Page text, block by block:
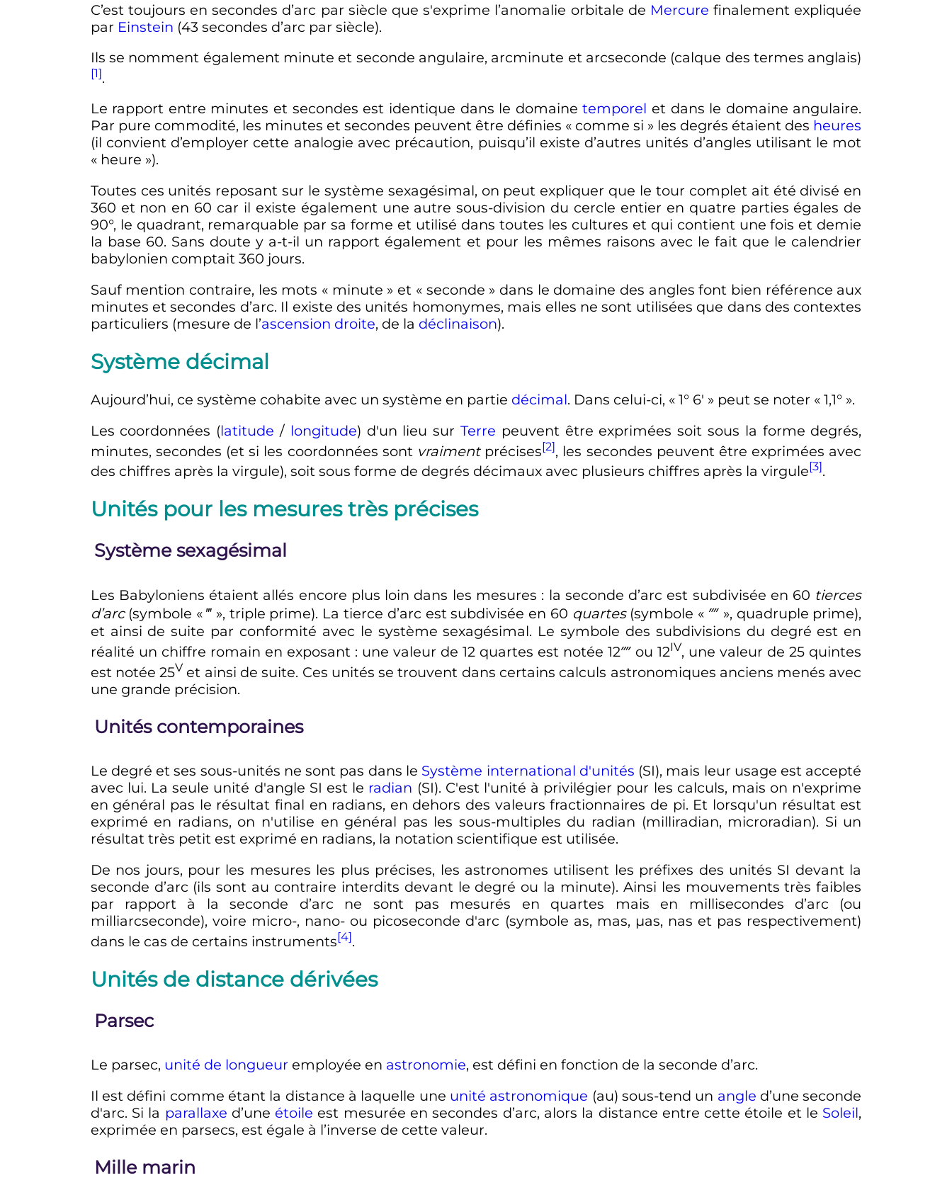
C’est toujours en secondes d’arc par siècle que s'exprime l’anomalie orbitale de Mercure finalement expliquée
par Einstein (43 secondes d’arc par siècle).
Ils se nomment également minute et seconde angulaire, arcminute et arcseconde (calque des termes anglais)
[1].
Le rapport entre minutes et secondes est identique dans le domainetemporel et dans le domaine angulaire.
Par pure commodité, les minutes et secondes peuvent être définies « comme si » les degrés étaient des heures
(il convient d’employer cette analogie avec précaution, puisqu’il existe d’autres unités d’angles utilisant le mot
« heure »).
Toutes ces unités reposant sur le système sexagésimal, on peut expliquer que le tour complet ait été divisé en
360 et non en 60 car il existe également une autre sous-division du cercle entier en quatre parties égales de
90°, le quadrant, remarquable par sa forme et utilisé dans toutes les cultures et qui contient une fois et demie
la base 60. Sans doute y a-t-il un rapport également et pour les mêmes raisons avec le fait que le calendrier
babylonien comptait 360 jours.
Sauf mention contraire, les mots « minute » et « seconde » dans le domaine des angles font bien référence aux
minutes et secondes d’arc. Il existe des unités homonymes, mais elles ne sont utilisées que dans des contextes
particuliers (mesure de l’ascension droite, de la déclinaison).
Système décimal
Aujourd’hui, ce système cohabite avec un système en partie décimal. Dans celui-ci, « 1° 6′ » peut se noter « 1,1° ».
Les coordonnées (latitude / longitude) d'un lieu surTerre peuvent être exprimées soit sous la forme degrés,
minutes, secondes (et si les coordonnées sont vraimentprécises[2], les secondes peuvent être exprimées avec
des chiffres après la virgule), soit sous forme de degrés décimaux avec plusieurs chiffres après la virgule[3].
Unités pour les mesures très précises
Système sexagésimal
Les Babyloniens étaient allés encore plus loin dans les mesures : la seconde d’arc est subdivisée en 60 tierces
d’arc(symbole « ‴ », triple prime). La tierce d’arc est subdivisée en 60 quartes(symbole « ⁗ », quadruple prime),
et ainsi de suite par conformité avec le système sexagésimal. Le symbole des subdivisions du degré est en
réalité un chiffre romain en exposant : une valeur de 12 quartes est notée 12⁗ ou 12IV, une valeur de 25 quintes
est notée 25V et ainsi de suite. Ces unités se trouvent dans certains calculs astronomiques anciens menés avec
une grande précision.
Unités contemporaines
Le degré et ses sous-unités ne sont pas dans le Système international d'unités (SI), mais leur usage est accepté
avec lui. La seule unité d'angle SI est le radian (SI). C'est l'unité à privilégier pour les calculs, mais on n'exprime
en général pas le résultat final en radians, en dehors des valeurs fractionnaires de pi. Et lorsqu'un résultat est
exprimé en radians, on n'utilise en général pas les sous-multiples du radian (milliradian, microradian). Si un
résultat très petit est exprimé en radians, la notation scientifique est utilisée.
De nos jours, pour les mesures les plus précises, les astronomes utilisent les préfixes des unités SI devant la
seconde d’arc (ils sont au contraire interdits devant le degré ou la minute). Ainsi les mouvements très faibles
par rapport à la seconde d’arc ne sont pas mesurés en quartes mais en millisecondes d’arc (ou
milliarcseconde), voire micro-, nano- ou picoseconde d'arc (symbole as, mas, µas, nas et pas respectivement)
dans le cas de certains instruments[4].
Unités de distance dérivées
Parsec
Le parsec, unité de longueur employée en astronomie, est défini en fonction de la seconde d’arc.
Il est défini comme étant la distance à laquelle une unité astronomique (au) sous-tend un angle d’une seconde
d'arc. Si la parallaxe d’une étoile est mesurée en secondes d’arc, alors la distance entre cette étoile et le Soleil,
exprimée en parsecs, est égale à l’inverse de cette valeur.
Mille marin